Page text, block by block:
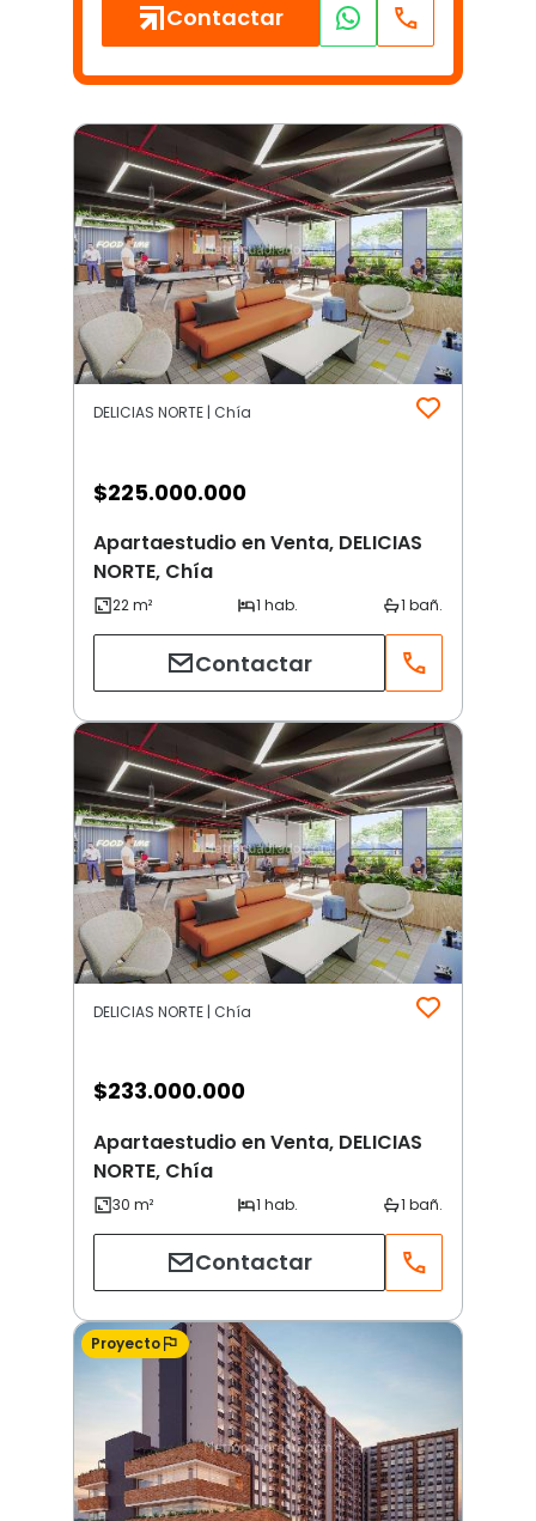
Contactar
DELICIAS NORTE | Chía
$225.000.000
Apartaestudio en Venta, DELICIAS
NORTE, Chía
Contactar
DELICIAS NORTE | Chía
$233.000.000
Apartaestudio en Venta, DELICIAS
NORTE, Chía
Contactar
Proyecto